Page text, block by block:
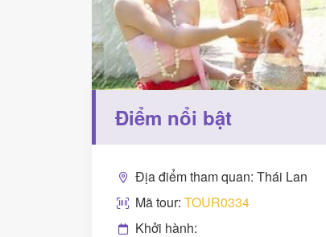
Điểm nổi bật
Địa điểm tham quan: Thái Lan
Mã tour: TOUR0334
Khởi hành: